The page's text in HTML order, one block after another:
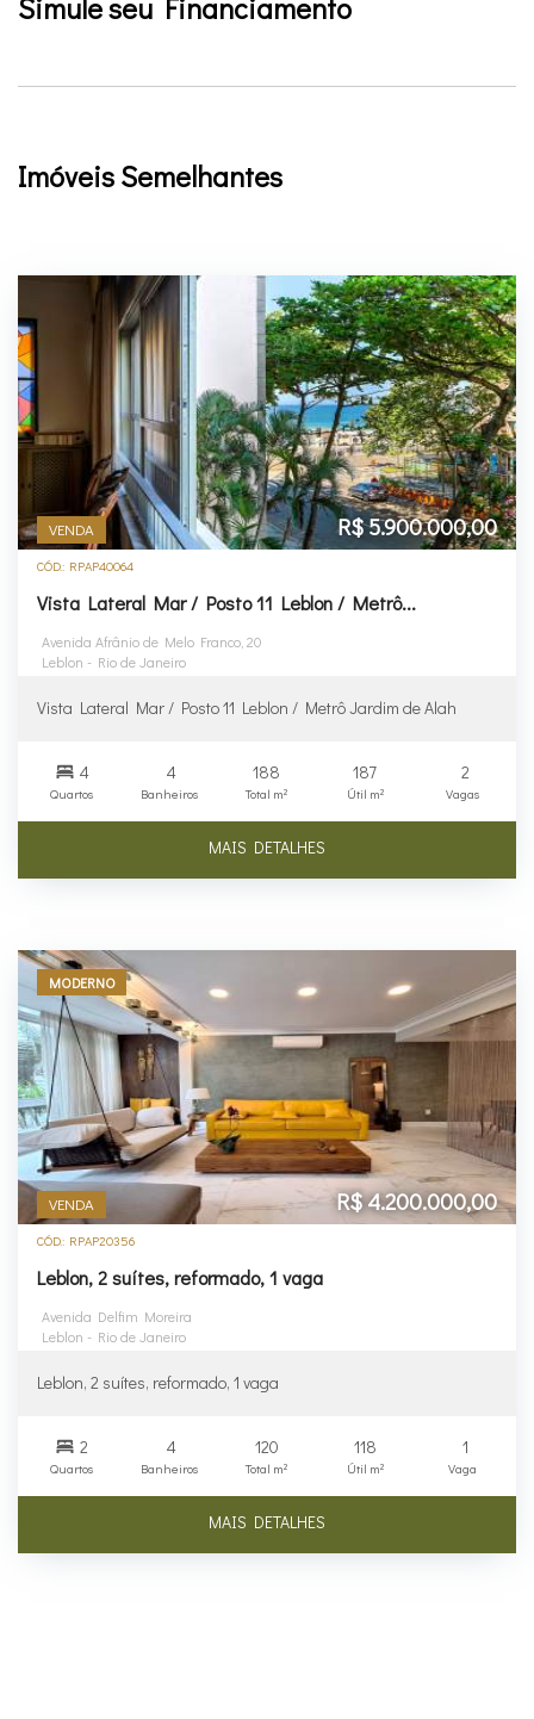
Simule seu Financiamento
Imóveis Semelhantes
VENDA R$ 5.900.000,00
CÓD.: RPAP40064
Vista Lateral Mar / Posto 11 Leblon / Metrô...
Avenida Afrânio de Melo Franco, 20
Leblon - Rio de Janeiro
Vista Lateral Mar / Posto 11 Leblon / Metrô Jardim de Alah
4
Quartos
4
Banheiros
188
Total m²
187
Útil m²
2
Vagas
MAIS DETALHES
MODERNO
VENDA R$ 4.200.000,00
CÓD.: RPAP20356
Leblon, 2 suítes, reformado, 1 vaga
Avenida Delfim Moreira
Leblon - Rio de Janeiro
Leblon, 2 suítes, reformado, 1 vaga
2
Quartos
4
Banheiros
120
Total m²
118
Útil m²
1
Vaga
MAIS DETALHES